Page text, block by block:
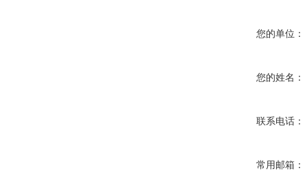
您的单位：
您的姓名：
联系电话：
常用邮箱：